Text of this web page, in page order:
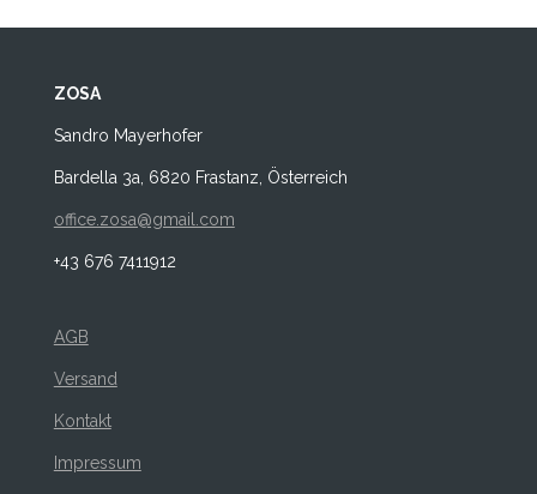
ZOSA
Sandro Mayerhofer
Bardella 3a, 6820 Frastanz, Österreich
office.zosa@gmail.com
+43 676 7411912
AGB
Versand
Kontakt
Impressum